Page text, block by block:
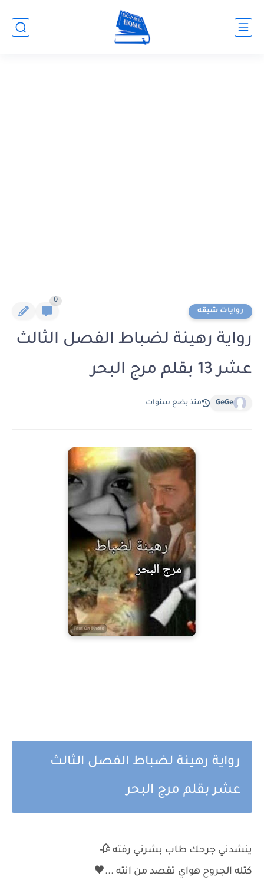
روايات شيقه
0
رواية رهينة لضباط الفصل الثالث
عشر 13 بقلم مرج البحر
GeGe منذ بضع سنوات
رواية رهينة لضباط الفصل الثالث
عشر بقلم مرج البحر
ينشدني جرحك طاب بشرني رفته 🥀
كتله الجروح هواي تقصد من انته ...🖤